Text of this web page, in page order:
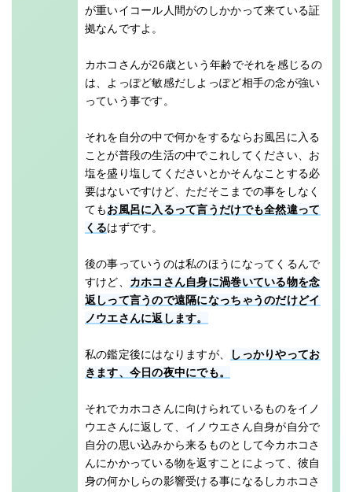
が重いイコール人間がのしかかって来ている証
拠なんですよ。
カホコさんが26歳という年齢でそれを感じるの
は、よっぽど敏感だしよっぽど相手の念が強い
っていう事です。
それを自分の中で何かをするならお風呂に入る
ことが普段の生活の中でこれしてください、お
塩を盛り塩してくださいとかそんなことする必
要はないですけど、ただそこまでの事をしなく
てもお風呂に入るって言うだけでも全然違って
くるはずです。
後の事っていうのは私のほうになってくるんで
すけど、 カホコさん自身に渦巻いている物を念
返しって言うので遠隔になっちゃうのだけどイ
ノウエさんに返します。
私の鑑定後にはなりますが、
しっかりやってお
きます、今日の夜中にでも。
それでカホコさんに向けられているものをイノ
ウエさんに返して、イノウエさん自身が自分で
自分の思い込みから来るものとして今カホコさ
んにかかっている物を返すことによって、彼自
身の何かしらの影響受ける事になるしカホコさ